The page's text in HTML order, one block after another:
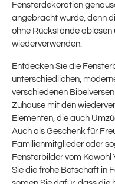
Fensterdekoration
angebracht wurde, denn
ohne Rückstände
wiederverwenden.
Entdecken Sie die
unterschiedlichen,
verschiedenen
Zuhause mit den
Elementen, die auch
Auch als Geschenk für
Familienmitglieder oder
Fensterbilder vom Kawohl
Sie die frohe Botschaft in